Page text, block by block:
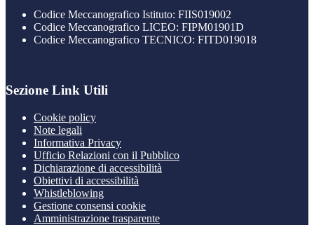
Codice Meccanografico Istituto: FIIS019002
Codice Meccanografico LICEO: FIPM01901D
Codice Meccanografico TECNICO: FITD019018
Sezione Link Utili
Cookie policy
Note legali
Informativa Privacy
Ufficio Relazioni con il Pubblico
Dichiarazione di accessibilità
Obiettivi di accessibilità
Whistleblowing
Gestione consensi cookie
Amministrazione trasparente